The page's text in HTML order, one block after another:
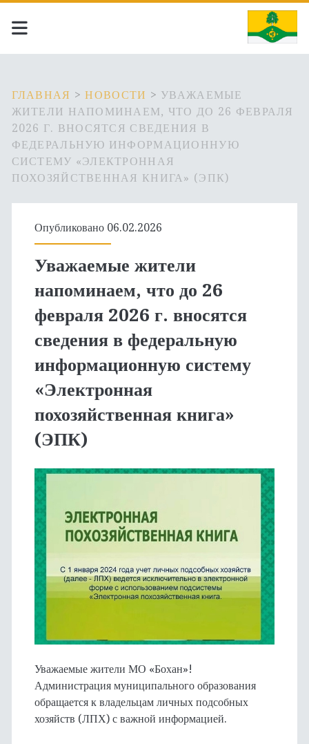
ГЛАВНАЯ >НОВОСТИ > УВАЖАЕМЫЕ
ЖИТЕЛИ НАПОМИНАЕМ, ЧТО ДО 26 ФЕВРАЛЯ
2026 Г. ВНОСЯТСЯ СВЕДЕНИЯ В
ФЕДЕРАЛЬНУЮ ИНФОРМАЦИОННУЮ
СИСТЕМУ «ЭЛЕКТРОННАЯ
ПОХОЗЯЙСТВЕННАЯ КНИГА» (ЭПК)
Опубликовано 06.02.2026
Уважаемые жители
напоминаем, что до 26
февраля 2026 г. вносятся
сведения в федеральную
информационную систему
«Электронная
похозяйственная книга»
(ЭПК)
Уважаемые жители МО «Бохан»!
Администрация муниципального образования
обращается к владельцам личных подсобных
хозяйств (ЛПХ) с важной информацией.